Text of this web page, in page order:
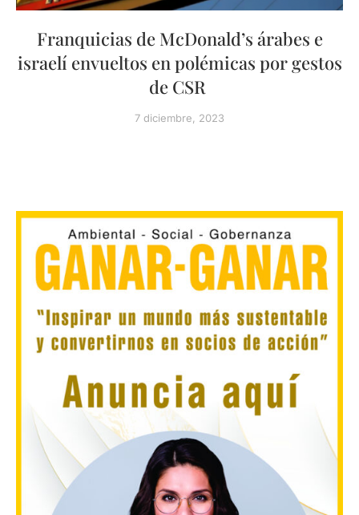
Franquicias de McDonald’s árabes e
israelí envueltos en polémicas por gestos
de CSR
7 diciembre, 2023